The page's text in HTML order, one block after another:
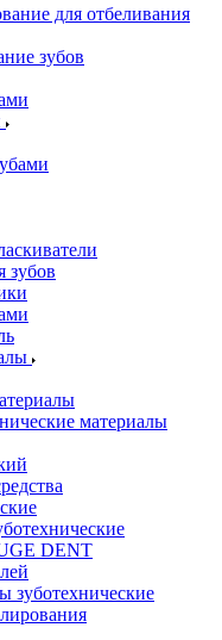
для отбеливания
зубов
зубов
материалы
DENT
зуботехнические